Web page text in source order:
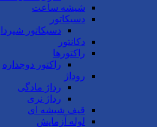
شیشه ساعت
دسیکاتور
دسیکاتور
دکانتور
راکتورها
راکتور دوجداره
روداژ
رداژ مادگی
رداژ نری
قیف شیشه ای
لوله آزمایش